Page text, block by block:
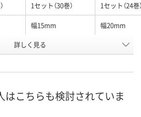
1セット（30巻） 1セット（24巻
幅15mm 幅20mm
P404495 P404496
詳しく見る
はこちらも検討されていま